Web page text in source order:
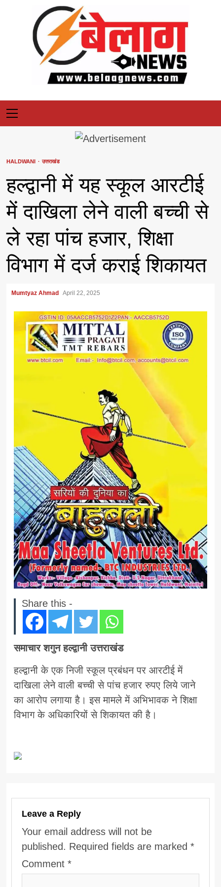
Primary
Menu
HALDWANI उत्तराखंड
हल्द्वानी में यह स्कूल आरटीई
में दाखिला लेने वाली बच्ची से
ले रहा पांच हजार, शिक्षा
विभाग में दर्ज कराई शिकायत
Mumtyaz Ahmad April 22, 2025
Share this -
समाचार शगुन हल्द्वानी उत्तराखंड
हल्द्वानी के एक निजी स्कूल प्रबंधन पर आरटीई में
दाखिला लेने वाली बच्ची से पांच हजार रुपए लिये जाने
का आरोप लगाया है। इस मामले में अभिभावक ने शिक्षा
विभाग के अधिकारियों से शिकायत की है।
Leave a Reply
Your email address will not be
published. Required fields are marked*
Comment*